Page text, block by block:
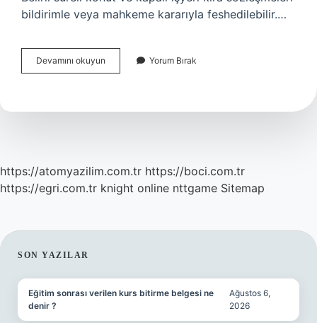
bildirimle veya mahkeme kararıyla feshedilebilir.…
Devamını okuyun
Süreli
Belirsiz
Yorum Bırak
https://atomyazilim.com.tr https://boci.com.tr
https://egri.com.tr knight online nttgame Sitemap
SIDEBAR
SON YAZILAR
Eğitim sonrası verilen kurs bitirme belgesi ne
denir ?
Ağustos 6,
2026